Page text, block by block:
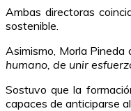
Ambas directoras
sostenible.
Asimismo, Morla
humano, de unir
Sostuvo que la
capaces de anticiparse